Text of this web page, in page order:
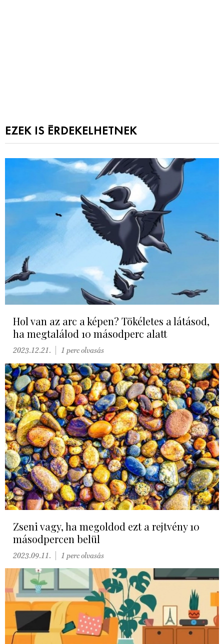
EZEK IS ÉRDEKELHETNEK
Hol van az arc a képen? Tökéletes a látásod,
ha megtalálod 10 másodperc alatt
2023.12.21. 1 perc olvasás
Zseni vagy, ha megoldod ezt a rejtvény 10
másodpercen belül
2023.09.11. 1 perc olvasás